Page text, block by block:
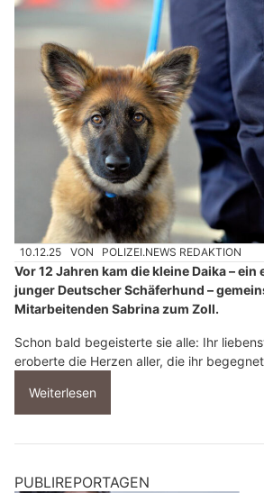
10.12.25 VON POLIZEI.NEWS REDAKTION
Vor 12 Jahren kam die kleine Daika –
junger Deutscher Schäferhund –
Mitarbeitenden Sabrina zum Zoll.
Schon bald begeisterte sie alle: Ihr
eroberte die Herzen aller, die ihr
Weiterlesen
PUBLIREPORTAGEN